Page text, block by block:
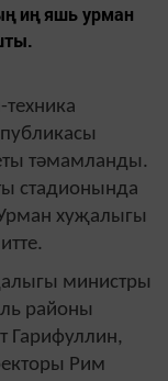
иң яшь урман
тәмамланды.
стадионында
хуҗалыгы
министры
районы
Гарифуллин,
Рим